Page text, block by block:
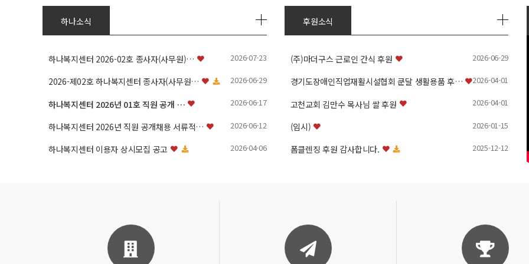
하나소식
하나복지센터 2026-02호 종사자(사무원)… 2026-07-23
2026-제02호 하나복지센터 종사자(사무원… 2026-06-29
하나복지센터 2026년 01호 직원 공개 … 2026-06-17
하나복지센터 2026년 직원 공개채용 서류적… 2026-06-12
하나복지센터 이용자 상시모집 공고 2026-04-06
후원소식
(주)마더구스 근로인 간식 후원 2026-06-29
경기도장애인직업재활시설협회 쿤달 생활용품 후… 2026-04-01
고천교회 김만수 목사님 쌀 후원 2026-04-01
(임시) 2026-01-15
폼클렌징 후원 감사합니다. 2025-12-12